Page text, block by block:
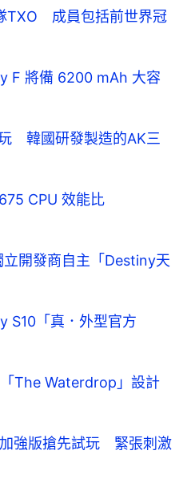
TXO 成員包括前世界冠
F 將備 6200 mAh 大容
韓國研發製造的AK三
CPU 效能比
開發商自主「Destiny天
S10「真．外型官方
The Waterdrop」設計
強版搶先試玩 緊張刺激